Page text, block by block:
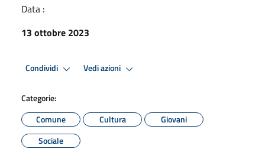
Data :
13 ottobre 2023
Condividi Vedi azioni
Categorie:
Comune
Cultura
Giovani
Sociale